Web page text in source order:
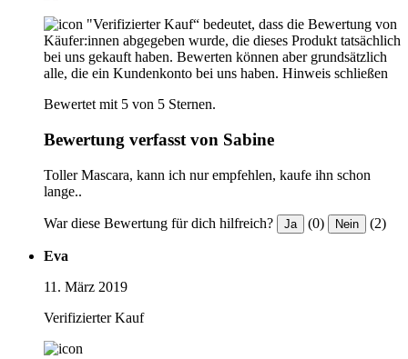
"Verifizierter Kauf“ bedeutet, dass die Bewertung von
Käufer:innen abgegeben wurde, die dieses Produkt tatsächlich
bei uns gekauft haben. Bewerten können aber grundsätzlich
alle, die ein Kundenkonto bei uns haben. Hinweis schließen
Bewertet mit 5 von 5 Sternen.
Bewertung verfasst von Sabine
Toller Mascara, kann ich nur empfehlen, kaufe ihn schon
lange..
War diese Bewertung für dich hilfreich? Ja (0) Nein (2)
Eva
11. März 2019
Verifizierter Kauf